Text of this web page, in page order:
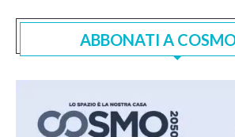
ABBONATI A